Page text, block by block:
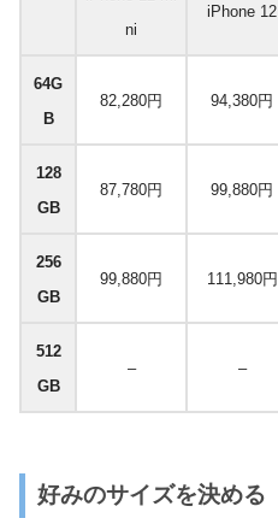
ni
iPhone 12
64G
B
82,280円 94,380円
128
GB
87,780円 99,880円
256
GB
99,880円 111,980円
512
GB
– –
好みのサイズを決める